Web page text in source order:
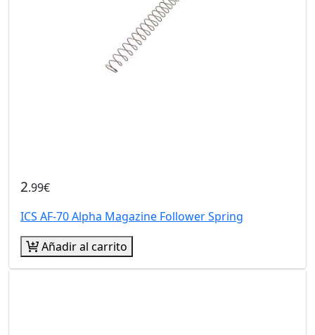
2.99€
ICS AF-70 Alpha Magazine Follower Spring
Añadir al carrito